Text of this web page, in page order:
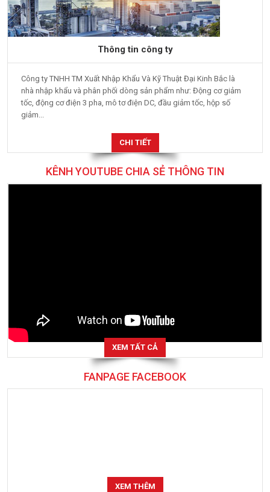
Thông tin công ty
Công ty TNHH TM Xuất Nhập Khẩu Và Kỹ Thuật Đại Kinh Bắc là
nhà nhập khẩu và phân phối dòng sản phẩm như: Động cơ giảm
tốc, động cơ điện 3 pha, mô tơ điện DC, đầu giảm tốc, hộp số
giảm...
CHI TIẾT
KÊNH YOUTUBE CHIA SẺ THÔNG TIN
XEM TẤT CẢ
FANPAGE FACEBOOK
XEM THÊM